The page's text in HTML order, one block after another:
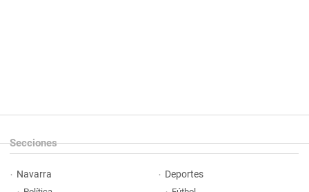
Secciones
Navarra Deportes